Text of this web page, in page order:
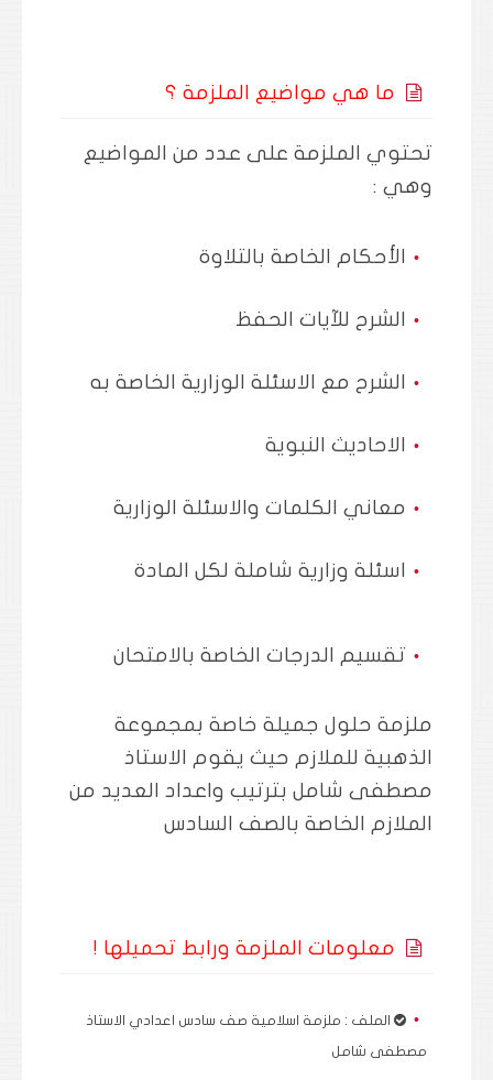
ما هي مواضيع الملزمة ؟
تحتوي الملزمة على عدد من المواضيع
وهي :
الأحكام الخاصة بالتلاوة
الشرح للآيات الحفظ
الشرح مع الاسئلة الوزارية الخاصة به
الاحاديث النبوية
معاني الكلمات والاسئلة الوزارية
اسئلة وزارية شاملة لكل المادة
تقسيم الدرجات الخاصة بالامتحان
ملزمة حلول جميلة خاصة بمجموعة
الذهبية للملازم حيث يقوم الاستاذ
مصطفى شامل بترتيب واعداد العديد من
الملازم الخاصة بالصف السادس
معلومات الملزمة ورابط تحميلها !
الملف : ملزمة اسلامية صف سادس اعدادي الاستاذ
مصطفى شامل